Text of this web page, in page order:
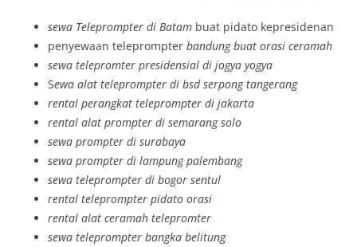
sewa Teleprompter di Batam buat pidato kepresidenan
penyewaan teleprompter bandung buat orasi ceramah
sewa telepromter presidensial di jogya yogya
Sewa alat teleprompter di bsd serpong tangerang
rental perangkat teleprompter di jakarta
rental alat prompter di semarang solo
sewa prompter di surabaya
sewa prompter di lampung palembang
sewa teleprompter di bogor sentul
rental teleprompter pidato orasi
rental alat ceramah telepromter
sewa teleprompter bangka belitung